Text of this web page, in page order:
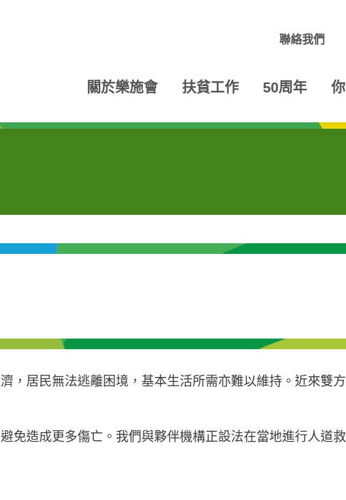
聯絡我們
關於樂施會 扶貧工作 50周年
，居民無法逃離困境，基本生活所需亦難以維持。近來雙
免造成更多傷亡。我們與夥伴機構正設法在當地進行人道救